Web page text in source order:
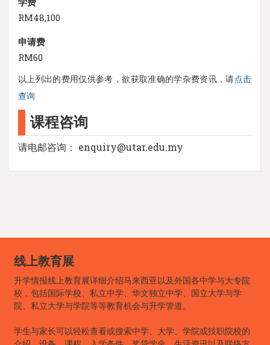
RM48,100
申请费
RM60
以上列出的费用仅供参考，欲获取准确的学杂费资讯，请点击
查询
课程咨询
请电邮咨询： enquiry@utar.edu.my
线上教育展
升学情报线上教育展详细介绍马来西亚以及外国各中学与大专院
校，包括国际学校、私立中学、华文独立中学、国立大学与学
院、私立大学与学院等等教育机会与升学管道。
学生与家长可以轻松查看或搜索中学、大学、学院或技职院校的